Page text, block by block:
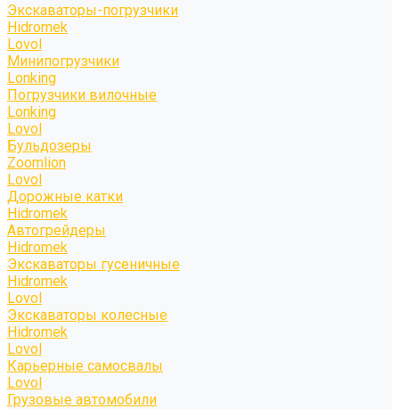
Экскаваторы-погрузчики
Hidromek
Lovol
Минипогрузчики
Lonking
Погрузчики вилочные
Lonking
Lovol
Бульдозеры
Zoomlion
Lovol
Дорожные катки
Hidromek
Автогрейдеры
Hidromek
Экскаваторы гусеничные
Hidromek
Lovol
Экскаваторы колесные
Hidromek
Lovol
Карьерные самосвалы
Lovol
Грузовые автомобили